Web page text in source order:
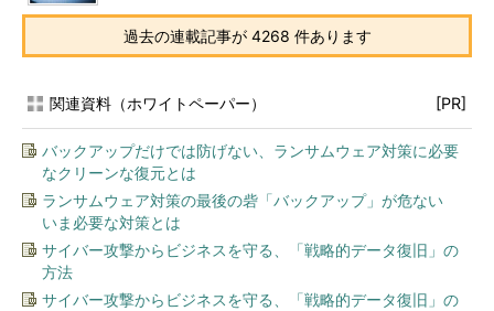
過去の連載記事が 4268 件あります
関連資料（ホワイトペーパー） [PR]
バックアップだけでは防げない、ランサムウェア対策に必要
なクリーンな復元とは
ランサムウェア対策の最後の砦「バックアップ」が危ない
いま必要な対策とは
サイバー攻撃からビジネスを守る、「戦略的データ復旧」の
方法
サイバー攻撃からビジネスを守る、「戦略的データ復旧」の